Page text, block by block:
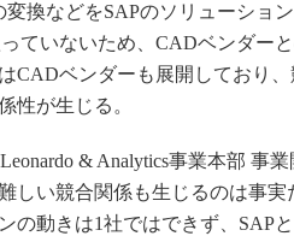
換などをSAPのソリューショ
ていないため、CADベンダー
CADベンダーも展開しており
性が生じる。
& Analytics事業本部 事
しい競合関係も生じるのは事実
の動きは1社ではできず、SAP